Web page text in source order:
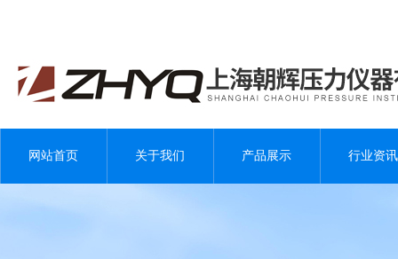
网站首页 关于我们 产品展示 行业资讯